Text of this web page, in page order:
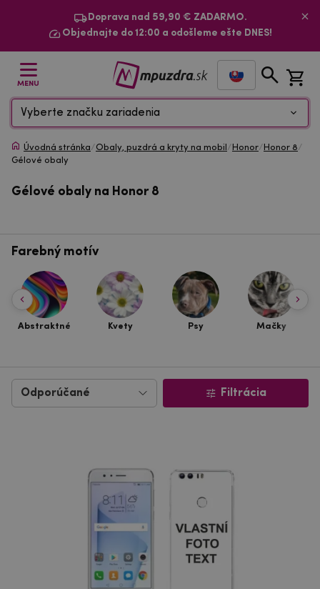
Doprava nad 59,90 € ZADARMO.
Objednajte do 12:00 a odošleme ešte DNES!
MENU
Vyberte značku zariadenia
Úvodná stránka/Obaly, puzdrá a kryty na mobil / Honor/ Honor 8/
Gélové obaly
Gélové obaly na Honor 8
Farebný motív
Abstraktné Kvety Psy Mačky
Filtrácia